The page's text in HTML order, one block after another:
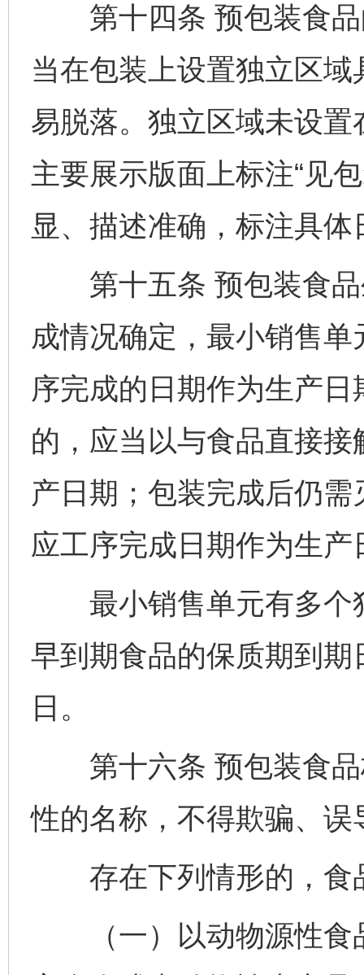
第十四条 预包装食品
当在包装上设置独立区
易脱落。独立区域未设
主要展示版面上标注“见
显、描述准确，标注具
第十五条 预包装食品
成情况确定，最小销售
序完成的日期作为生产
的，应当以与食品直接
产日期；包装完成后仍
应工序完成日期作为生产
最小销售单元有多个
早到期食品的保质期到
日。
第十六条 预包装食品
性的名称，不得欺骗、误
存在下列情形的，食
（一）以动物源性食